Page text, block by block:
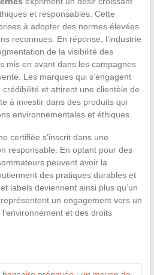
et responsables. Cette
à adopter des normes élevées
reconnues. En réponse, l’industrie
de la visibilité des
mis en avant dans les campagnes
Les marques qui s’engagent
et attirent une clientèle de
à investir dans des produits qui
environnementales et éthiques.
certifiée s’inscrit dans une
responsable. En optant pour des
peuvent avoir la
des pratiques durables et
labels deviennent ainsi plus qu’un
un engagement vers un
et des droits